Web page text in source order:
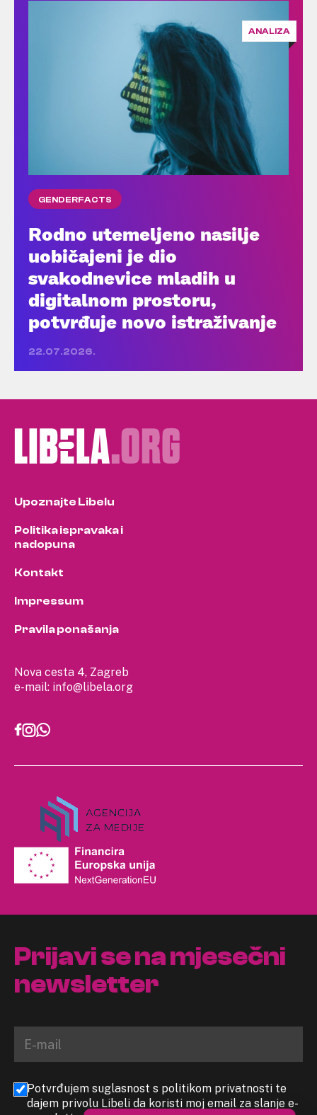
ANALIZA
GENDERFACTS
Rodno utemeljeno nasilje
uobičajeni je dio
svakodnevice mladih u
digitalnom prostoru,
potvrđuje novo istraživanje
22.07.2026.
Nova cesta 4, Zagreb
e-mail: info@libela.org
Upoznajte Libelu
Politika ispravaka i
nadopuna
Kontakt
Impressum
Pravila ponašanja
Prijavi se na mjesečni
newsletter
Potvrđujem suglasnost s politikom privatnosti te
dajem privolu Libeli da koristi moj email za slanje e-